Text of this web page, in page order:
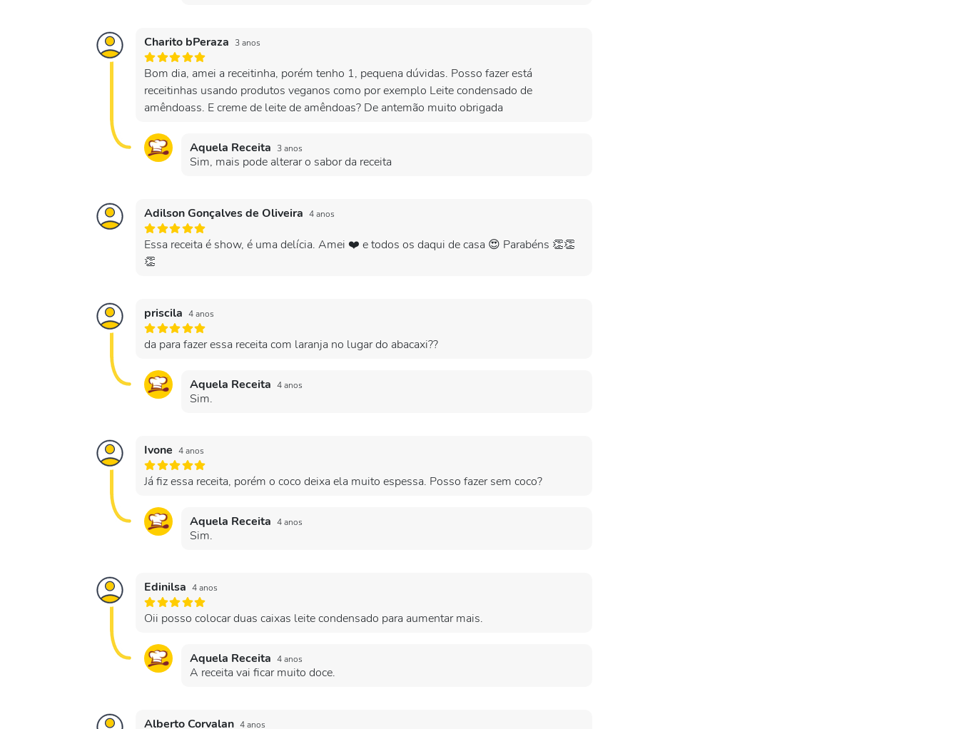
Charito bPeraza 3 anos
Bom dia, amei a receitinha, porém tenho 1, pequena dúvidas. Posso fazer está
receitinhas usando produtos veganos como por exemplo Leite condensado de
amêndoass. E creme de leite de amêndoas? De antemão muito obrigada
Aquela Receita 3 anos
Sim, mais pode alterar o sabor da receita
Adilson Gonçalves de Oliveira 4 anos
Essa receita é show, é uma delícia. Amei ❤️ e todos os daqui de casa 😍 Parabéns 👏👏
👏
priscila 4 anos
da para fazer essa receita com laranja no lugar do abacaxi??
Aquela Receita 4 anos
Sim.
Ivone 4 anos
Já fiz essa receita, porém o coco deixa ela muito espessa. Posso fazer sem coco?
Aquela Receita 4 anos
Sim.
Edinilsa 4 anos
Oii posso colocar duas caixas leite condensado para aumentar mais.
Aquela Receita 4 anos
A receita vai ficar muito doce.
Alberto Corvalan 4 anos